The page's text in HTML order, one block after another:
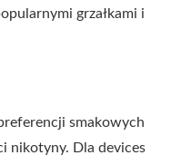
grzałkami i
smakowych
nikotyny. Dla devices